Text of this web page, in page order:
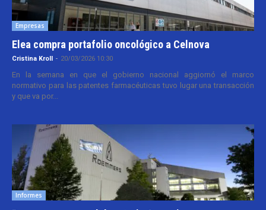
Empresas
Elea compra portafolio oncológico a Celnova
Cristina Kroll - 20/03/2026 10:30
En la semana en que el gobierno nacional aggiornó el marco
normativo para las patentes farmacéuticas tuvo lugar una transacción
y que va por...
Informes